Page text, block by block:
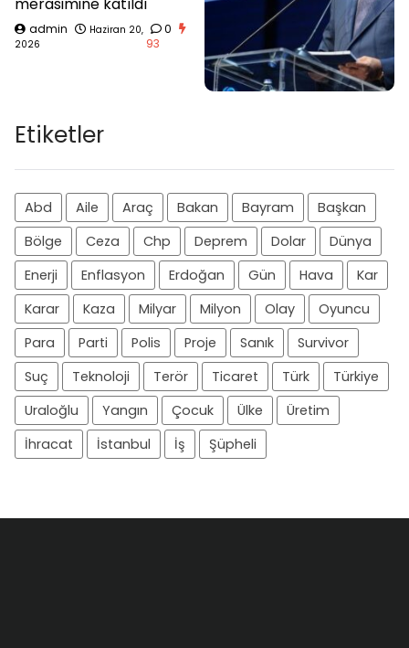
admin
Haziran 20,
2026
0
93
Etiketler
Abd Aile Araç Bakan Bayram
Başkan
Bölge
Ceza Chp Deprem Dolar
Dünya
Enerji
Enflasyon Erdoğan Gün Hava
Kar
Karar
Kaza Milyar Milyon Olay
Oyuncu
Para
Parti Polis Proje Sanık
Survivor
Suç
Teknoloji Terör Ticaret Türk
Türkiye
Uraloğlu
Yangın Çocuk Ülke
Üretim
İhracat
İstanbul İş Şüpheli